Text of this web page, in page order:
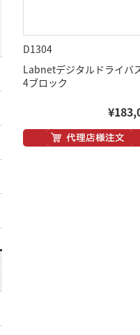
D1304
Labnetデジタルドライ
4ブロック